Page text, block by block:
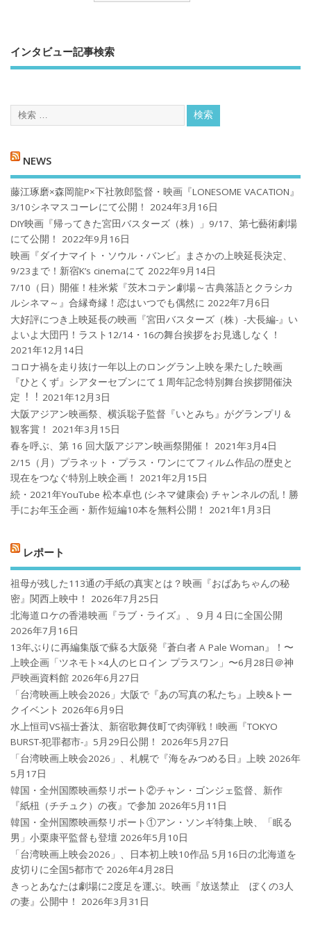
インタビュー記事検索
NEWS
藤江琢磨×森岡龍P×下社敦郎監督・映画『LONESOME VACATION』
3/10シネマスコーレにて公開！
2024年3月16日
DIY映画『帰ってきた宮田バスターズ（株）」9/17、第七藝術劇場
にて公開！
2022年9月16日
映画『ダイナマイト・ソウル・バンビ』まさかの上映延長決定、
9/23まで！新宿K’s cinemaにて 2022年9月14日
7/10（日）開催！桂米紫『茨木コテン劇場～古典落語とクラシカ
ルシネマ～』合縁奇縁！恋はいつでも偶然に 2022年7月6日
大好評につき上映延長の映画『宮田バスターズ（株）-大長編-』い
よいよ大団円！ラスト12/14・16の舞台挨拶をお見逃しなく！
2021年12月14日
コロナ禍を⾛り抜け⼀年以上のロングラン上映を果たした映画
『ひとくず』シアターセブンにて１周年記念特別舞台挨拶開催決
定︕︕ 2021年12月3日
大阪アジアン映画祭、横浜聡子監督『いとみち』がグランプリ＆
観客賞！
2021年3月15日
春を呼ぶ、第 16 回大阪アジアン映画祭開催！
2021年3月4日
2/15（月）プラネット・プラス・ワンにてフィルム作品の歴史と
現在をつなぐ特別上映企画！
2021年2月15日
続・2021年YouTube 松本卓也 (シネマ健康会) チャンネルの乱！勝
手にお年玉企画・新作短編10本を無料公開！
2021年1月3日
レポート
祖母が残した113通の手紙の真実とは？映画『おばあちゃんの秘
密』関西上映中！
2026年7月25日
北海道ロケの香港映画『ラブ・ライズ』、９月４日に全国公開
2026年7月16日
13年ぶりに再編集版で蘇る大阪発『蒼白者 A Pale Woman』！〜
上映企画「ツネモト×4人のヒロイン プラスワン」〜6月28日＠神
戸映画資料館 2026年6月27日
「台湾映画上映会2026」大阪で『あの写真の私たち』上映&トー
クイベント 2026年6月9日
水上恒司VS福士蒼汰、新宿歌舞伎町で肉弾戦！!映画『TOKYO
BURST-犯罪都市-』5月29日公開！
2026年5月27日
「台湾映画上映会2026」、札幌で『海をみつめる日』上映 2026年
5月17日
韓国・全州国際映画祭リポート②チャン・ゴンジェ監督、新作
『紙杻（チチュク）の夜』で参加 2026年5月11日
韓国・全州国際映画祭リポート①アン・ソンギ特集上映、「眠る
男」小栗康平監督も登壇 2026年5月10日
「台湾映画上映会2026」、日本初上映10作品 5月16日の北海道を
皮切りに全国5都市で 2026年4月28日
きっとあなたは劇場に2度足を運ぶ。映画『放送禁止 ぼくの3人
の妻』公開中！
2026年3月31日